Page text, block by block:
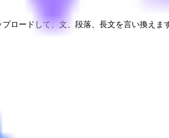
ロードして、文、段落、長文を言い換えま